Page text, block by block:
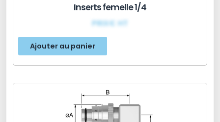
Inserts femelle 1/4
PRIX€ HT
Ajouter au panier